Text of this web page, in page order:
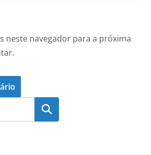
neste navegador para a próxima
Pesquisar